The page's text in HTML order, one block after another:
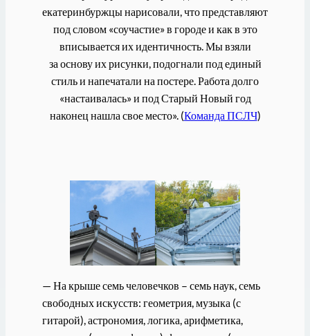
екатеринбуржцы нарисовали, что представляют
под словом «соучастие» в городе и как в это
вписывается их идентичность. Мы взяли
за основу их рисунки, подогнали под единый
стиль и напечатали на постере. Работа долго
«настаивалась» и под Старый Новый год
наконец нашла свое место». (Команда ПСЛЧ)
— На крыше семь человечков – семь наук, семь
свободных искусств: геометрия, музыка (с
гитарой), астрономия, логика, арифметика,